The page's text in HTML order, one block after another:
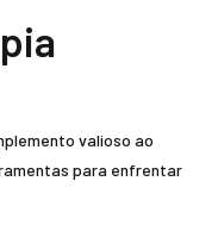
valioso ao
para enfrentar